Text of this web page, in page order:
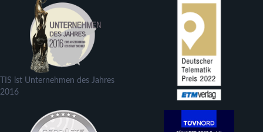
TIS ist Unternehmen des Jahres
2016